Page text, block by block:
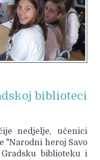
biblioteci
nedjelje, učenici
"Narodni heroj Savo
biblioteku i